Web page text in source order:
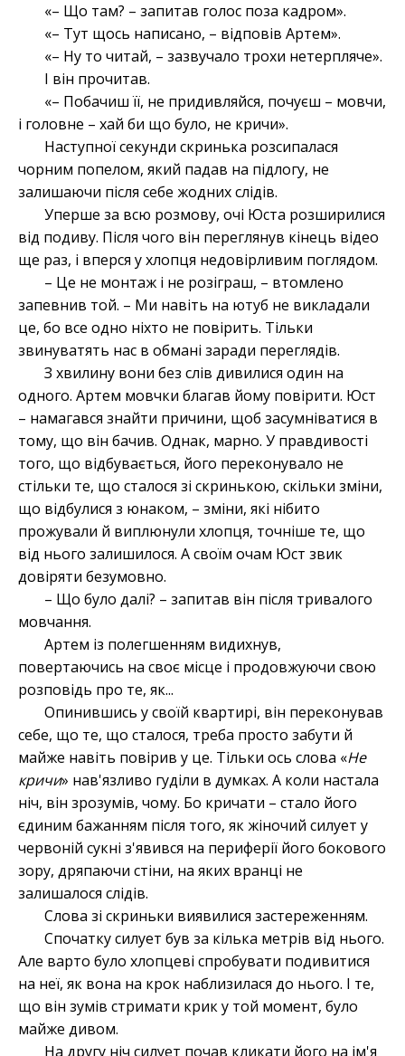
«– Що там? – запитав голос поза кадром».
«– Тут щось написано, – відповів Артем».
«– Ну то читай, – зазвучало трохи нетерпляче».
І він прочитав.
«– Побачиш її, не придивляйся, почуєш – мовчи,
і головне – хай би що було, не кричи».
Наступної секунди скринька розсипалася
чорним попелом, який падав на підлогу, не
залишаючи після себе жодних слідів.
Уперше за всю розмову, очі Юста розширилися
від подиву. Після чого він переглянув кінець відео
ще раз, і вперся у хлопця недовірливим поглядом.
– Це не монтаж і не розіграш, – втомлено
запевнив той. – Ми навіть на ютуб не викладали
це, бо все одно ніхто не повірить. Тільки
звинуватять нас в обмані заради переглядів.
З хвилину вони без слів дивилися один на
одного. Артем мовчки благав йому повірити. Юст
– намагався знайти причини, щоб засумніватися в
тому, що він бачив. Однак, марно. У правдивості
того, що відбувається, його переконувало не
стільки те, що сталося зі скринькою, скільки зміни,
що відбулися з юнаком, – зміни, які нібито
прожували й виплюнули хлопця, точніше те, що
від нього залишилося. А своїм очам Юст звик
довіряти безумовно.
– Що було далі? – запитав він після тривалого
мовчання.
Артем із полегшенням видихнув,
повертаючись на своє місце і продовжуючи свою
розповідь про те, як...
Опинившись у своїй квартирі, він переконував
себе, що те, що сталося, треба просто забути й
майже навіть повірив у це. Тільки ось слова «Не
кричи» нав'язливо гуділи в думках. А коли настала
ніч, він зрозумів, чому. Бо кричати – стало його
єдиним бажанням після того, як жіночий силует у
червоній сукні з'явився на периферії його бокового
зору, дряпаючи стіни, на яких вранці не
залишалося слідів.
Слова зі скриньки виявилися застереженням.
Спочатку силует був за кілька метрів від нього.
Але варто було хлопцеві спробувати подивитися
на неї, як вона на крок наблизилася до нього. І те,
що він зумів стримати крик у той момент, було
майже дивом.
На другу ніч силует почав кликати його на ім'я